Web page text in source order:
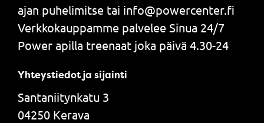
ajan puhelimitse tai info@powercenter.fi
Verkkokauppamme palvelee Sinua 24/7
Power apilla treenaat joka päivä 4.30-24
Yhteystiedot ja sijainti
Santaniitynkatu 3
04250 Kerava